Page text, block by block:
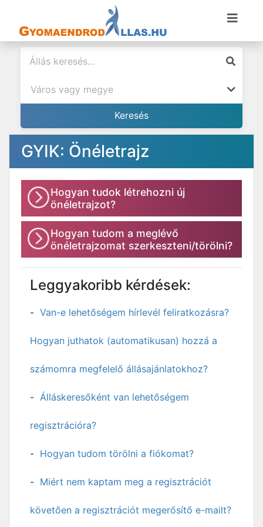
GYIK: Önéletrajz
Hogyan tudok létrehozni új
önéletrajzot?
Hogyan tudom a meglévő
önéletrajzomat szerkeszteni/törölni?
Leggyakoribb kérdések:
Van-e lehetőségem hírlevél feliratkozásra?
Hogyan juthatok (automatikusan) hozzá a
számomra megfelelő állásajánlatokhoz?
Álláskeresőként van lehetőségem
regisztrációra?
Hogyan tudom törölni a fiókomat?
Miért nem kaptam meg a regisztrációt
követően a regisztrációt megerősítő e-mailt?